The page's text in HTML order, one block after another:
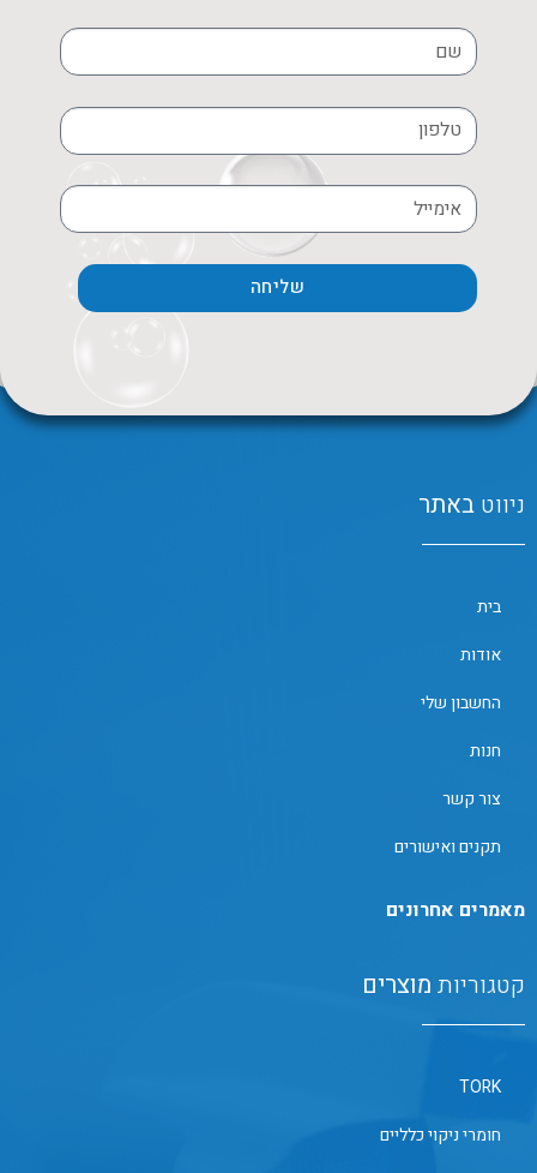
שליחה
ניווט באתר
בית
אודות
החשבון שלי
חנות
צור קשר
תקנים ואישורים
מאמרים אחרונים
קטגוריות מוצרים
TORK
חומרי ניקוי כלליים